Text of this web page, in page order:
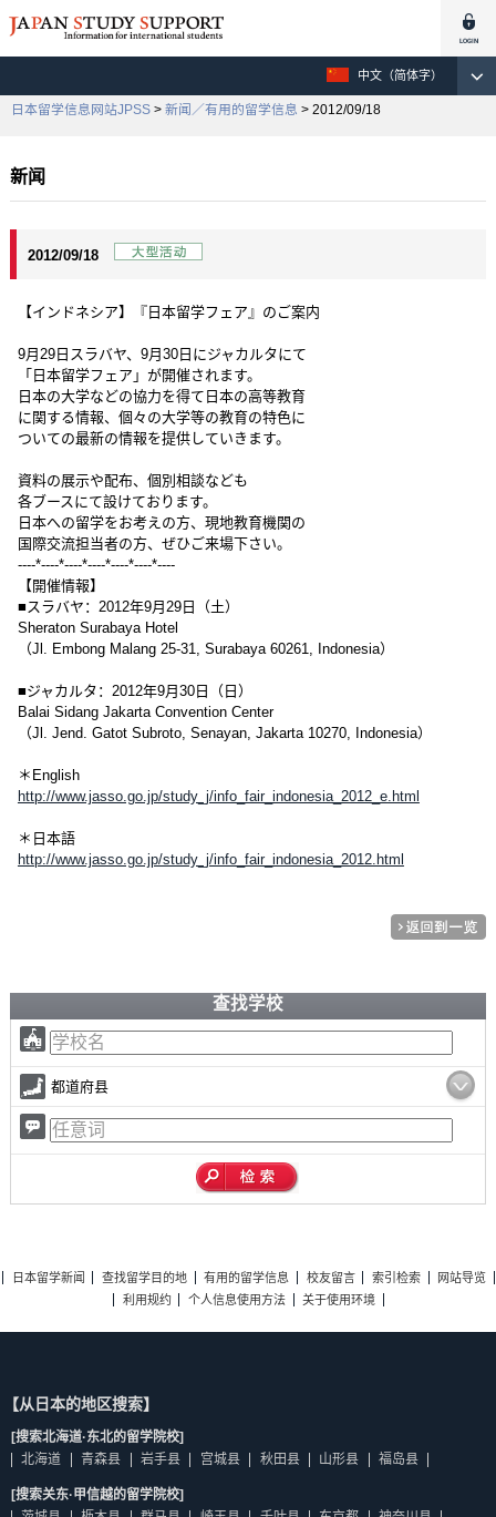
中文（简体字）
日本留学信息网站JPSS > 新闻／有用的留学信息 > 2012/09/18
新闻
2012/09/18
【インドネシア】『日本留学フェア』のご案内
9月29日スラバヤ、9月30日にジャカルタにて
「日本留学フェア」が開催されます。
日本の大学などの協力を得て日本の高等教育
に関する情報、個々の大学等の教育の特色に
ついての最新の情報を提供していきます。
資料の展示や配布、個別相談なども
各ブースにて設けております。
日本への留学をお考えの方、現地教育機関の
国際交流担当者の方、ぜひご来場下さい。
----*----*----*----*----*----*----
【開催情報】
■スラバヤ：2012年9月29日（土）
Sheraton Surabaya Hotel
（Jl. Embong Malang 25-31, Surabaya 60261, Indonesia）
■ジャカルタ：2012年9月30日（日）
Balai Sidang Jakarta Convention Center
（Jl. Jend. Gatot Subroto, Senayan, Jakarta 10270, Indonesia）
＊English
http://www.jasso.go.jp/study_j/info_fair_indonesia_2012_e.html
＊日本語
http://www.jasso.go.jp/study_j/info_fair_indonesia_2012.html
查找学校
都道府县
日本留学新闻 查找留学目的地 有用的留学信息 校友留言 索引检索
网站导览
利用规约
个人信息使用方法 关于使用环境
【从日本的地区搜索】
[搜索北海道·东北的留学院校]
北海道
青森县 岩手县 宫城县 秋田县 山形县 福岛县
[搜索关东·甲信越的留学院校]